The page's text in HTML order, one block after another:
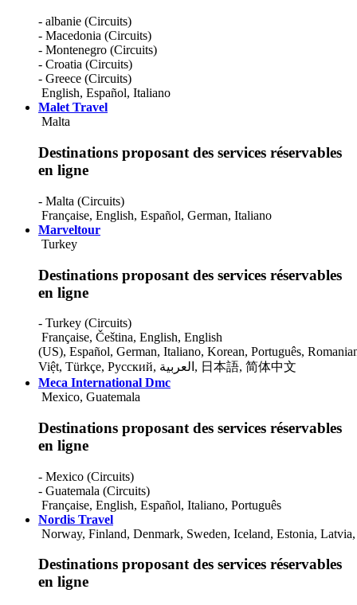
- albanie (Circuits)
- Macedonia (Circuits)
- Montenegro (Circuits)
- Croatia (Circuits)
- Greece (Circuits)
English, Español, Italiano
Malet Travel
Malta
Destinations proposant des services réservables
en ligne
- Malta (Circuits)
Française, English, Español, German, Italiano
Marveltour
Turkey
Destinations proposant des services réservables
en ligne
- Turkey (Circuits)
Française, Čeština, English, English
(US), Español, German, Italiano, Korean, Português,
Việt, Türkçe, Русский, العربية , 日本語, 简体中文
Meca International Dmc
Mexico, Guatemala
Destinations proposant des services réservables
en ligne
- Mexico (Circuits)
- Guatemala (Circuits)
Française, English, Español, Italiano, Português
Nordis Travel
Norway, Finland, Denmark, Sweden, Iceland, Estonia,
Destinations proposant des services réservables
en ligne